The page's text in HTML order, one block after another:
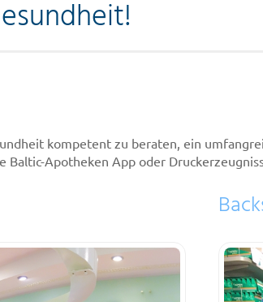
kompetent zu beraten, ein
Apotheken App oder